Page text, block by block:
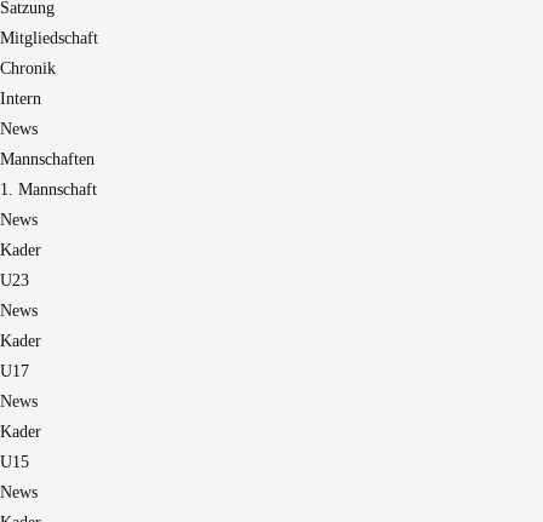
Satzung
Mitgliedschaft
Chronik
Intern
News
Mannschaften
1. Mannschaft
News
Kader
U23
News
Kader
U17
News
Kader
U15
News